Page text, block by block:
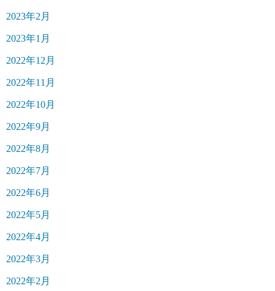
2023年2月
2023年1月
2022年12月
2022年11月
2022年10月
2022年9月
2022年8月
2022年7月
2022年6月
2022年5月
2022年4月
2022年3月
2022年2月